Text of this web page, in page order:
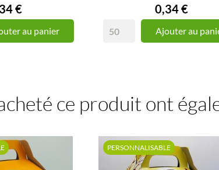
€
au panier
Prix
0,34 €
Ajouter au
ce produit ont
PERSONNALISABLE